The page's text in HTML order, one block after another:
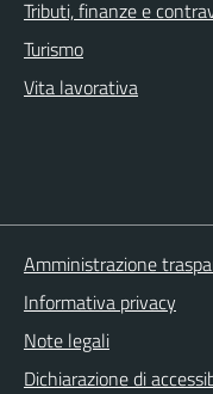
Tributi, finanze e
Turismo
Vita lavorativa
Amministrazione
Informativa privacy
Note legali
Dichiarazione di